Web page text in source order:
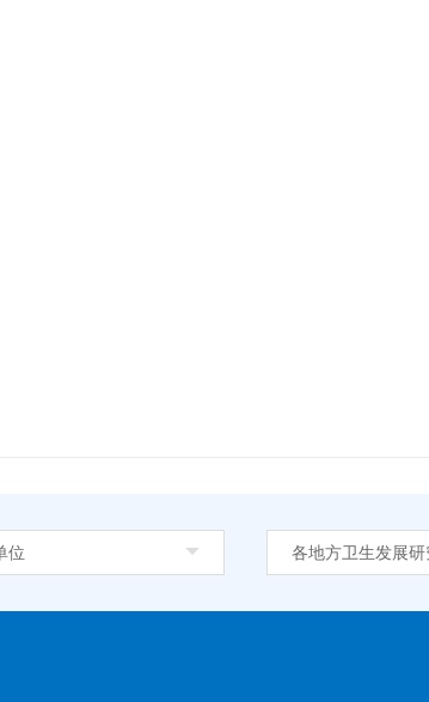
位 各地方卫生发展